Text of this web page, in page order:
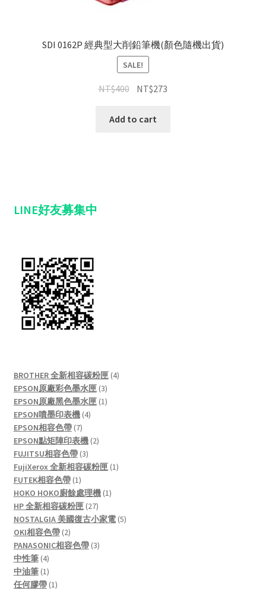
SDI 0162P 經典型大削鉛筆機(顏色隨機出貨)
SALE!
NT$400 NT$273
Add to cart
LINE好友募集中
BROTHER 全新相容碳粉匣 44
EPSON原廠彩色墨水匣 33
products
EPSON原廠黑色墨水匣 11
EPSON噴墨印表機 44
EPSON相容色帶 77
products
EPSON點矩陣印表機 22
FUJITSU相容色帶 33
products
FujiXerox 全新相容碳粉匣 11
FUTEK相容色帶 11
product
HOKO HOKO廚餘處理機 11
HP 全新相容碳粉匣 2727
products
NOSTALGIA 美國復古小家電 55
OKI相容色帶 22
products
PANASONIC相容色帶 33
中性筆 44
products
中油筆 11
product
任何膠帶 11